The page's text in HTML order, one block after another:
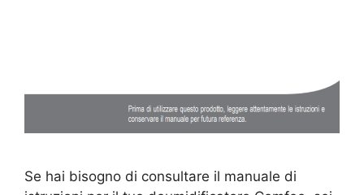
Se hai bisogno di consultare il manuale di